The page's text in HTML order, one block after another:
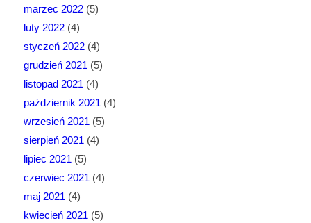
marzec 2022(5)
luty 2022(4)
styczeń 2022(4)
grudzień 2021 (5)
listopad 2021 (4)
październik 2021 (4)
wrzesień 2021 (5)
sierpień 2021 (4)
lipiec 2021 (5)
czerwiec 2021 (4)
maj 2021 (4)
kwiecień 2021 (5)